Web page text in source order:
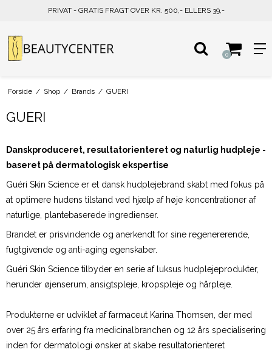
PRIVAT - GRATIS FRAGT OVER KR. 500,- ELLERS 39,-
0
Forside / Shop / Brands / GUERI
GUERI
Danskproduceret, resultatorienteret og naturlig hudpleje -
baseret på dermatologisk ekspertise
Guéri Skin Science er et dansk hudplejebrand skabt med fokus på
at optimere hudens tilstand ved hjælp af høje koncentrationer af
naturlige, plantebaserede ingredienser.
Brandet er prisvindende og anerkendt for sine regenererende,
fugtgivende og anti-aging egenskaber.
Guéri Skin Science tilbyder en serie af luksus hudplejeprodukter,
herunder øjenserum, ansigtspleje, kropspleje og hårpleje.
Produkterne er udviklet af farmaceut Karina Thomsen, der med
over 25 års erfaring fra medicinalbranchen og 12 års specialisering
inden for dermatologi ønsker at skabe resultatorienteret